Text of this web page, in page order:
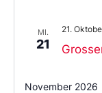
MI.
21
21.
November 2026